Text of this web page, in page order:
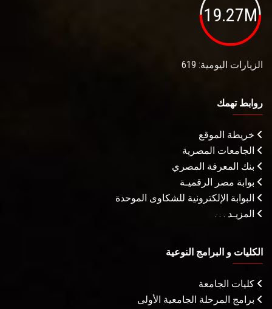
19.27M
الزيارات اليومية: 619
روابط تهمك
خريطة الموقع
الجامعات المصرية
بنك المعرفة المصري
بوابة مصر الرقميـة
البوابة الإلكترونية للشكاوى الموحدة
المزيـد . . .
الكليات و البرامج النوعية
كليات الجامعة
برامج المرحلة الجامعية الأولى